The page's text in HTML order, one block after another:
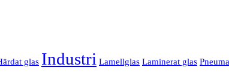
glas Industri Lamellglas Laminerat glas